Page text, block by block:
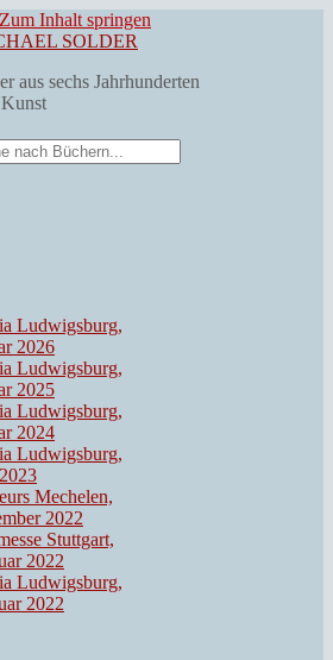
Zum Inhalt springen
SOLDER
aus sechs Jahrhunderten
Ludwigsburg,
2026
Ludwigsburg,
2025
Ludwigsburg,
2024
Ludwigsburg,
Mechelen,
2022
Stuttgart,
2022
Ludwigsburg,
2022